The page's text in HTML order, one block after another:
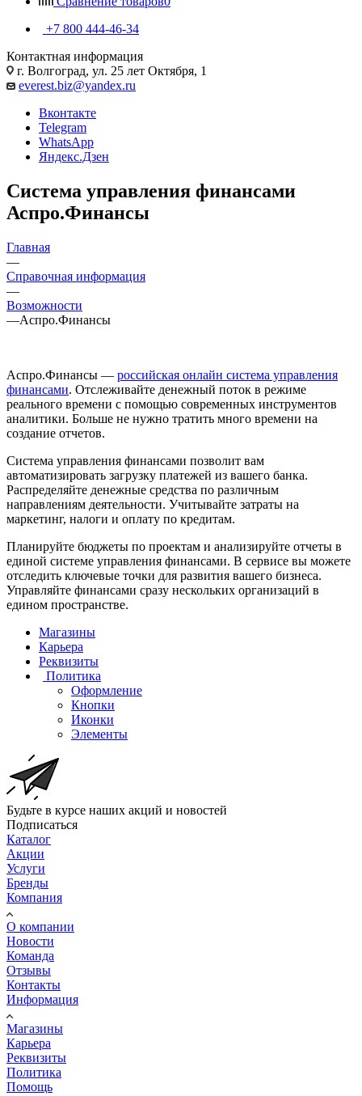
+7 800 444-46-34
Контактная информация
г. Волгоград, ул. 25 лет Октября, 1
everest.biz@yandex.ru
Вконтакте
Telegram
WhatsApp
Яндекс.Дзен
Система управления финансами
Аспро.Финансы
Главная
—
Справочная информация
—
Возможности
—Аспро.Финансы
Аспро.Финансы — российская онлайн система управления
финансами. Отслеживайте денежный поток в режиме
реального времени с помощью современных инструментов
аналитики. Больше не нужно тратить много времени на
создание отчетов.
Система управления финансами позволит вам
автоматизировать загрузку платежей из вашего банка.
Распределяйте денежные средства по различным
направлениям деятельности. Учитывайте затраты на
маркетинг, налоги и оплату по кредитам.
Планируйте бюджеты по проектам и анализируйте отчеты в
единой системе управления финансами. В сервисе вы можете
отследить ключевые точки для развития вашего бизнеса.
Управляйте финансами сразу нескольких организаций в
едином пространстве.
Магазины
Карьера
Реквизиты
Политика
Оформление
Кнопки
Иконки
Элементы
Будьте в курсе наших акций и новостей
Подписаться
Каталог
Акции
Услуги
Бренды
Компания
О компании
Новости
Команда
Отзывы
Контакты
Информация
Магазины
Карьера
Реквизиты
Политика
Помощь